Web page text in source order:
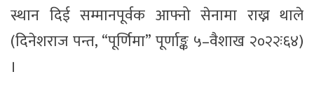
स्थान दिई सम्मानपूर्वक आफ्नो सेनामा राख्न थाले
(दिनेशराज पन्त, “पूर्णिमा” पूर्णाङ्क ५–वैशाख २०२२ः६४)
।